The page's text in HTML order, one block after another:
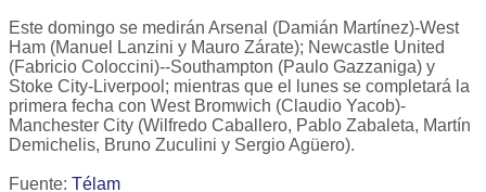
Este domingo se medirán Arsenal (Damián Martínez)-West
Ham (Manuel Lanzini y Mauro Zárate); Newcastle United
(Fabricio Coloccini)--Southampton (Paulo Gazzaniga) y
Stoke City-Liverpool; mientras que el lunes se completará la
primera fecha con West Bromwich (Claudio Yacob)-
Manchester City (Wilfredo Caballero, Pablo Zabaleta, Martín
Demichelis, Bruno Zuculini y Sergio Agüero).
Fuente: Télam